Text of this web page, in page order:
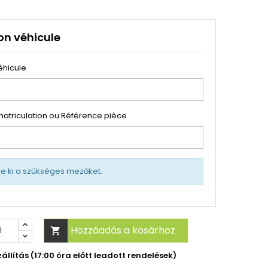
véhicule
ou Référence pièce
ki a szükséges mezőket.
 Hozzáadás a kosárhoz
(17:00 óra előtt leadott rendelések)